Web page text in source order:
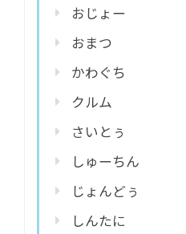
おじょー
おまつ
かわぐち
クルム
さいとぅ
しゅーちん
じょんどぅ
しんたに